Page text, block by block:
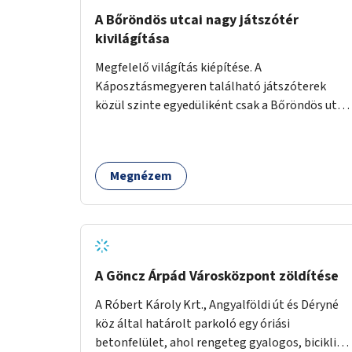
A Bőröndös utcai nagy játszótér
kivilágítása
Megfelelő világítás kiépítése. A
Káposztásmegyeren található játszóterek
közül szinte egyedüliként csak a Bőröndös utca
miatt a őszi és téli hónapokban nem lehet ide
járni a gyerekekkel.
Megnézem
A Göncz Árpád Városközpont zöldítése
A Róbert Károly Krt., Angyalföldi út és Déryné
köz által határolt parkoló egy óriási
betonfelület, ahol rengeteg gyalogos, biciklis